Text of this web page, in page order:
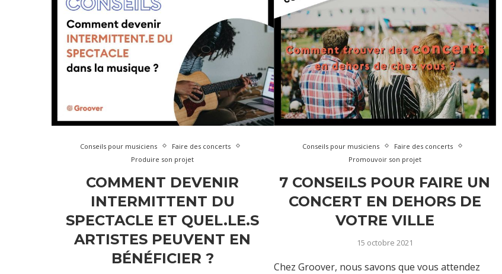
Conseils pour musiciens
Faire des concerts
Produire son projet
COMMENT DEVENIR
INTERMITTENT DU
SPECTACLE ET QUEL.LE.S
ARTISTES PEUVENT EN
BÉNÉFICIER ?
Conseils pour musiciens
Faire des concerts
Promouvoir son projet
7 CONSEILS POUR FAIRE UN
CONCERT EN DEHORS DE
VOTRE VILLE
15 octobre 2021
Chez Groover, nous savons que vous attendez